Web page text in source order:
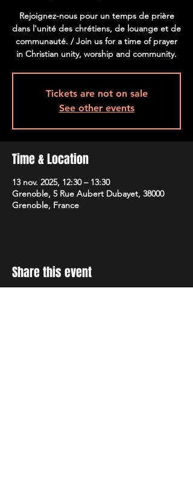
Rejoignez-nous pour un temps de prière
dans l'unité des chrétiens, de louange et de
communauté. / Join us for a time of prayer
in Christian unity, worship and community.
Tickets are not on sale
See other events
Time & Location
13 nov. 2025, 12:30 – 13:30
Grenoble, 5 Rue Aubert Dubayet, 38000
Grenoble, France
Share this event